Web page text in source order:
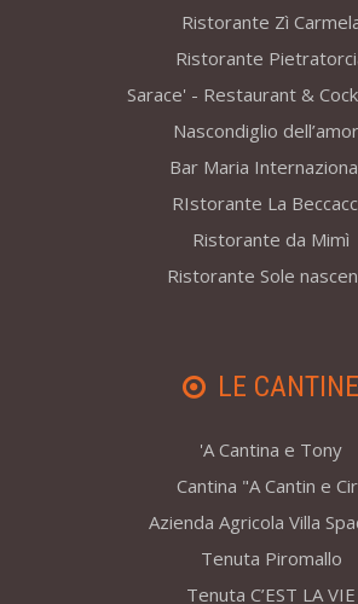
Ristorante Zì
Ristorante
Sarace' - Restaurant &
Nascondiglio
Bar Maria
RIstorante La
Ristorante da Mimì
Ristorante Sole
LE CANTINE
'A Cantina e Tony
Cantina "A Cantin e
Azienda Agricola Villa
Tenuta Piromallo
Tenuta C’EST LA VIE